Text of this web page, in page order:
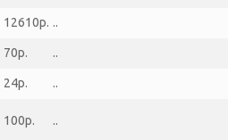
12610р. ..
70р. ..
24р. ..
100р. ..